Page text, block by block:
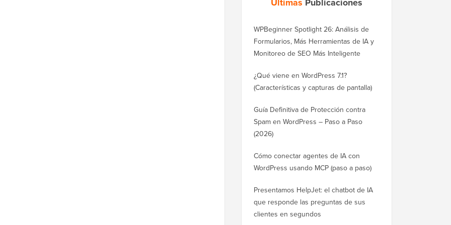
WPBeginner Spotlight 26: Análisis de
Formularios, Más Herramientas de IA y
Monitoreo de SEO Más Inteligente
¿Qué viene en WordPress 7.1?
(Características y capturas de pantalla)
Guía Definitiva de Protección contra
Spam en WordPress – Paso a Paso
(2026)
Cómo conectar agentes de IA con
WordPress usando MCP (paso a paso)
Presentamos HelpJet: el chatbot de IA
que responde las preguntas de sus
clientes en segundos